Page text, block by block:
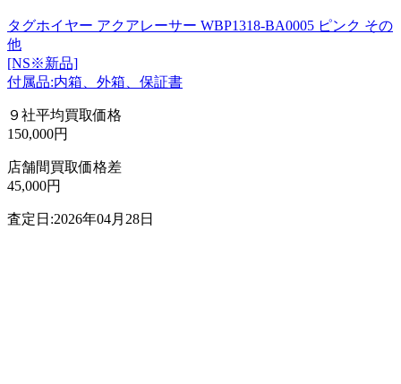
タグホイヤー アクアレーサー WBP1318-BA0005 ピンク その
他
[NS※新品]
付属品:内箱、外箱、保証書
９社平均買取価格
150,000円
店舗間買取価格差
45,000円
査定日:2026年04月28日